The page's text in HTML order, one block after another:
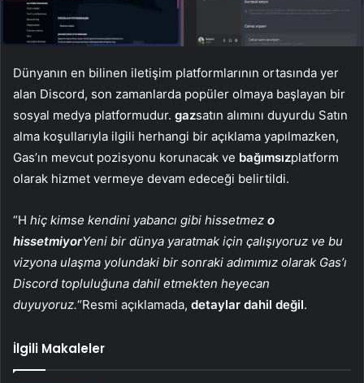
Dünyanın en bilinen iletişim platformlarının ortasında yer
alan Discord, son zamanlarda popüler olmaya başlayan bir
sosyal medya platformudur. gazsatın alımını duyurdu Satın
alma koşullarıyla ilgili herhangi bir açıklama yapılmazken,
Gas’ın mevcut pozisyonu korunacak ve bağımsızplatform
olarak hizmet vermeye devam edeceği belirtildi.
“H hiç kimse kendini yabancı gibi hissetmez o
hissetmiyorYeni bir dünya yaratmak için çalışıyoruz ve bu
vizyona ulaşma yolundaki bir sonraki adımımız olarak Gas’ı
Discord topluluğuna dahil etmekten heyecan
duyuyoruz.“Resmi açıklamada, detaylar dahil değil.
İlgili Makaleler